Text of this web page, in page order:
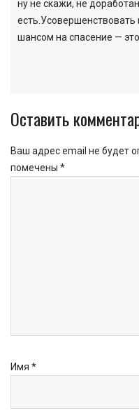
ну не скажи, не
шансом на спасение —
Оставить
Ваш адрес email не будет
помечены *
Имя *